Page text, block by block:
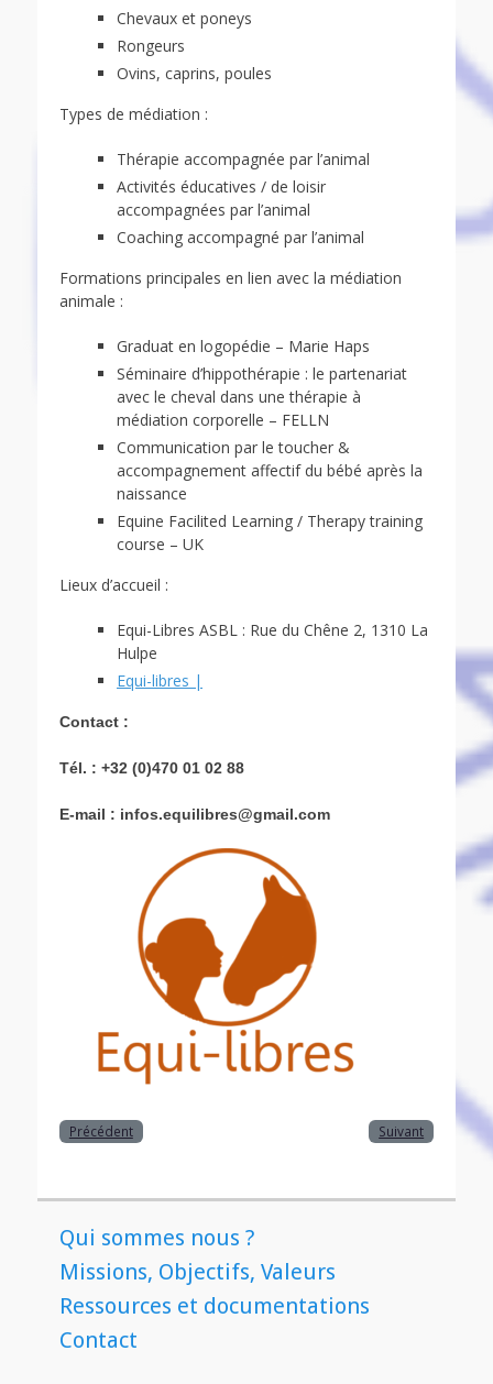
Chevaux et poneys
Rongeurs
Ovins, caprins, poules
Types de médiation :
Thérapie accompagnée par l’animal
Activités éducatives / de loisir
accompagnées par l’animal
Coaching accompagné par l’animal
Formations principales en lien avec la médiation
animale :
Graduat en logopédie – Marie Haps
Séminaire d’hippothérapie : le partenariat
avec le cheval dans une thérapie à
médiation corporelle – FELLN
Communication par le toucher &
accompagnement affectif du bébé après la
naissance
Equine Facilited Learning / Therapy training
course – UK
Lieux d’accueil :
Equi-Libres ASBL : Rue du Chêne 2, 1310 La
Hulpe
Equi-libres |
Contact :
Tél. : +32 (0)470 01 02 88
E-mail : infos.equilibres@gmail.com
Précédent Suivant
Qui sommes nous ?
Missions, Objectifs, Valeurs
Ressources et documentations
Contact